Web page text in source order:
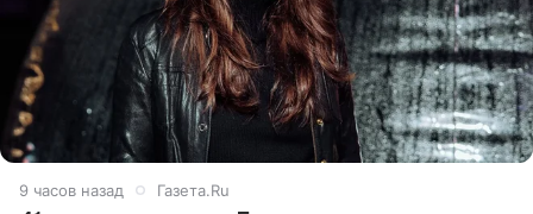
9 часов назад Газета.Ru